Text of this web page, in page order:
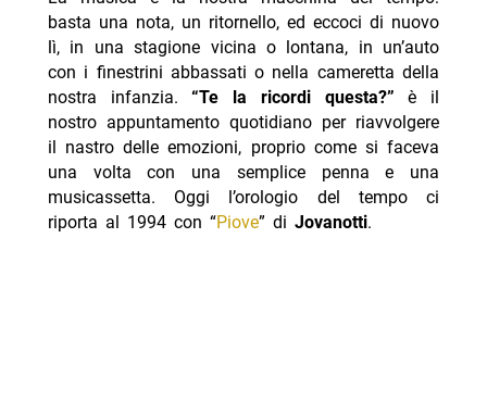
basta una nota, un ritornello, ed eccoci di nuovo
lì, in una stagione vicina o lontana, in un’auto
con i finestrini abbassati o nella cameretta della
nostra infanzia.“Te la ricordi questa?” è il
nostro appuntamento quotidiano per riavvolgere
il nastro delle emozioni, proprio come si faceva
una volta con una semplice penna e una
musicassetta. Oggi l’orologio del tempo ci
riporta al 1994 con “Piove” di Jovanotti.